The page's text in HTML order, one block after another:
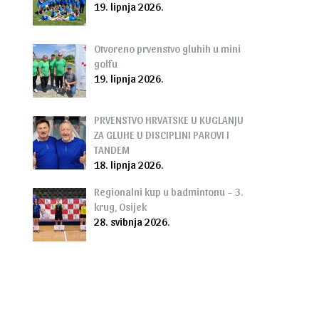
19. lipnja 2026.
Otvoreno prvenstvo gluhih u mini
golfu
19. lipnja 2026.
PRVENSTVO HRVATSKE U KUGLANJU
ZA GLUHE U DISCIPLINI PAROVI I
TANDEM
18. lipnja 2026.
Regionalni kup u badmintonu – 3.
krug, Osijek
28. svibnja 2026.